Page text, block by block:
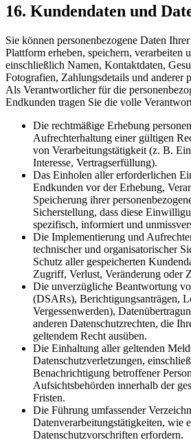
16. Kundendaten und
Sie können personenbezogene Daten
Plattform erheben, speichern, verarbeiten
einschließlich Namen, Kontaktdaten,
Fotografien, Zahlungsdetails und anderer
Als Verantwortlicher für die
Endkunden tragen Sie die volle
Die rechtmäßige Erhebung
Aufrechterhaltung einer gültigen
von Verarbeitungstätigkeit (z. B.
Interesse, Vertragserfüllung).
Das Einholen aller erforderlichen
Endkunden vor der Erhebung,
Speicherung ihrer
Sicherstellung, dass diese
spezifisch, informiert und
Die Implementierung und
technischer und organisatorischer
Schutz aller gespeicherten
Zugriff, Verlust, Veränderung oder
Die unverzügliche Beantwortung
(DSARs), Berichtigungsanträgen,
Vergessenwerden),
anderen Datenschutzrechten, die
geltendem Recht ausüben.
Die Einhaltung aller geltenden
Datenschutzverletzungen,
Benachrichtigung betroffener
Aufsichtsbehörden innerhalb der
Fristen.
Die Führung umfassender
Datenverarbeitungstätigkeiten, wie
Datenschutzvorschriften erfordern.